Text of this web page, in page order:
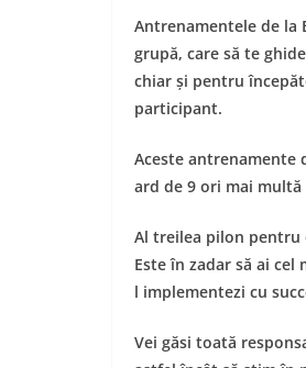
Antrenamentele de la
grupă, care să te
chiar și pentru
participant.
Aceste antrenamente
ard de 9 ori mai
Al treilea pilon pentru
Este în zadar să ai
l implementezi cu
Vei găsi toată